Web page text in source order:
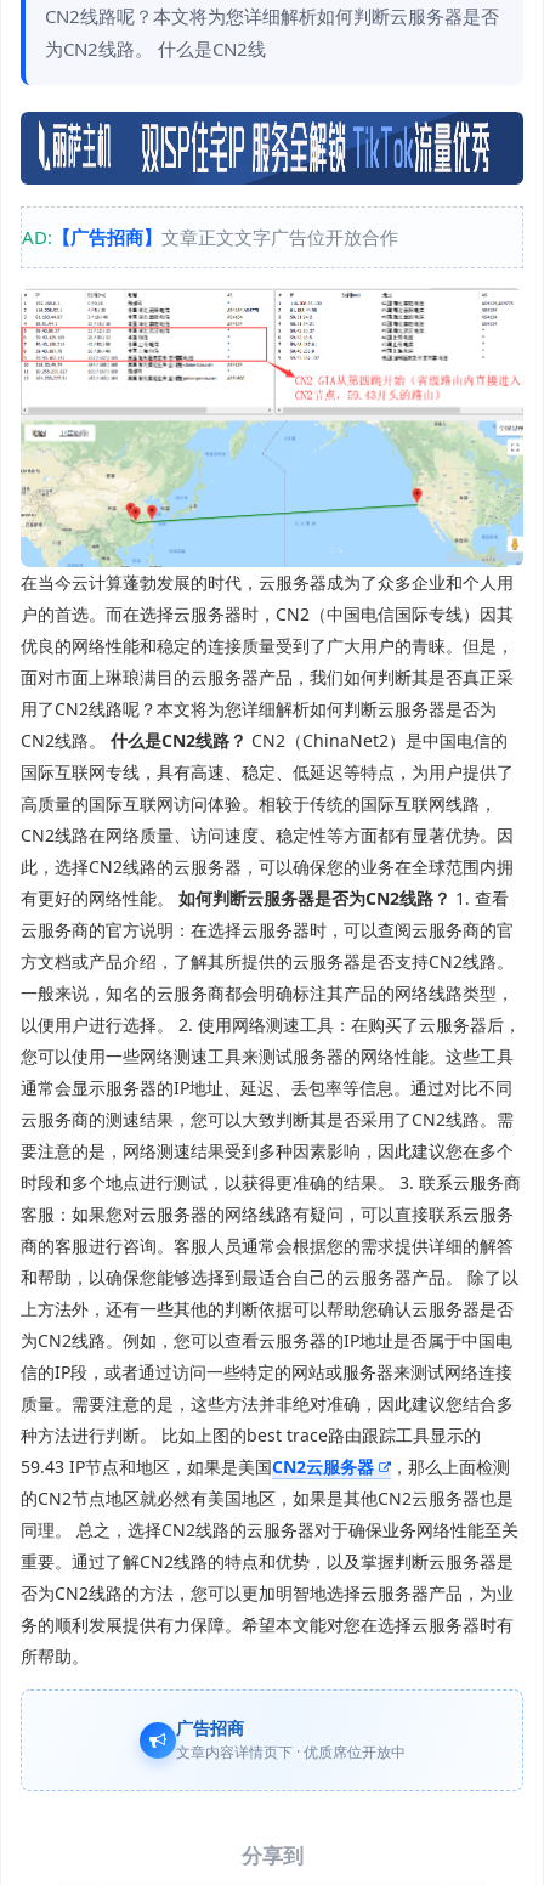
CN2线路呢？本文将为您详细解析如何判断云服务器是否
为CN2线路。 什么是CN2线
AD: 【广告招商】 文章正文文字广告位开放合作
在当今云计算蓬勃发展的时代，云服务器成为了众多企业和个人用
户的首选。而在选择云服务器时，CN2（中国电信国际专线）因其
优良的网络性能和稳定的连接质量受到了广大用户的青睐。但是，
面对市面上琳琅满目的云服务器产品，我们如何判断其是否真正采
用了CN2线路呢？本文将为您详细解析如何判断云服务器是否为
CN2线路。 什么是CN2线路？ CN2（ChinaNet2）是中国电信的
国际互联网专线，具有高速、稳定、低延迟等特点，为用户提供了
高质量的国际互联网访问体验。相较于传统的国际互联网线路，
CN2线路在网络质量、访问速度、稳定性等方面都有显著优势。因
此，选择CN2线路的云服务器，可以确保您的业务在全球范围内拥
有更好的网络性能。 如何判断云服务器是否为CN2线路？ 1. 查看
云服务商的官方说明：在选择云服务器时，可以查阅云服务商的官
方文档或产品介绍，了解其所提供的云服务器是否支持CN2线路。
一般来说，知名的云服务商都会明确标注其产品的网络线路类型，
以便用户进行选择。 2. 使用网络测速工具：在购买了云服务器后，
您可以使用一些网络测速工具来测试服务器的网络性能。这些工具
通常会显示服务器的IP地址、延迟、丢包率等信息。通过对比不同
云服务商的测速结果，您可以大致判断其是否采用了CN2线路。需
要注意的是，网络测速结果受到多种因素影响，因此建议您在多个
时段和多个地点进行测试，以获得更准确的结果。 3. 联系云服务商
客服：如果您对云服务器的网络线路有疑问，可以直接联系云服务
商的客服进行咨询。客服人员通常会根据您的需求提供详细的解答
和帮助，以确保您能够选择到最适合自己的云服务器产品。 除了以
上方法外，还有一些其他的判断依据可以帮助您确认云服务器是否
为CN2线路。例如，您可以查看云服务器的IP地址是否属于中国电
信的IP段，或者通过访问一些特定的网站或服务器来测试网络连接
质量。需要注意的是，这些方法并非绝对准确，因此建议您结合多
种方法进行判断。 比如上图的best trace路由跟踪工具显示的
59.43 IP节点和地区，如果是美国CN2云服务器
，那么上面检测
的CN2节点地区就必然有美国地区，如果是其他CN2云服务器也是
同理。 总之，选择CN2线路的云服务器对于确保业务网络性能至关
重要。通过了解CN2线路的特点和优势，以及掌握判断云服务器是
否为CN2线路的方法，您可以更加明智地选择云服务器产品，为业
务的顺利发展提供有力保障。希望本文能对您在选择云服务器时有
所帮助。
广告招商
文章内容详情页下 · 优质席位开放中
分享到